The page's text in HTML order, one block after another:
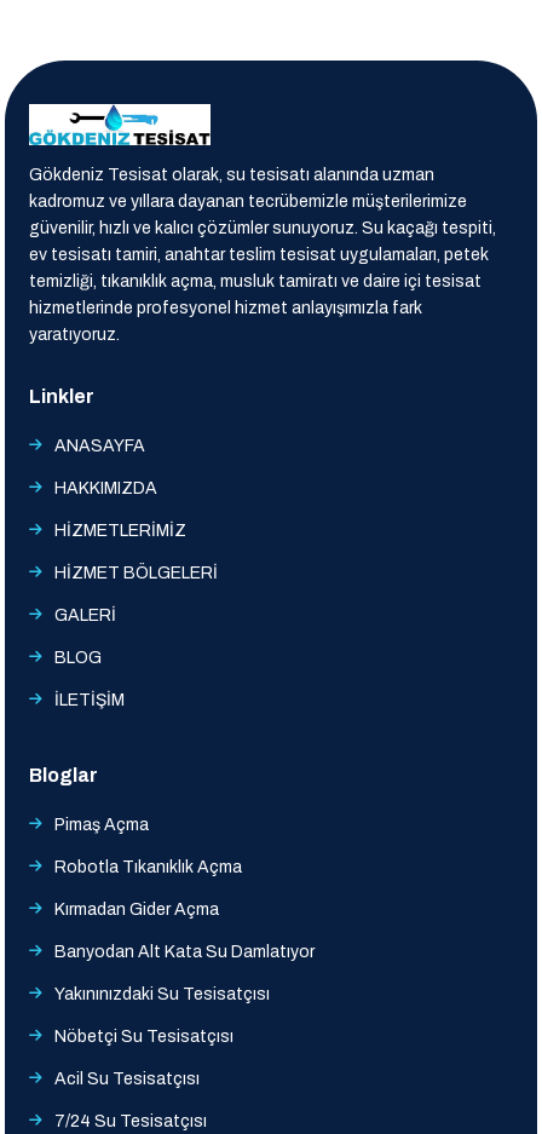
Gökdeniz Tesisat olarak, su tesisatı alanında uzman
kadromuz ve yıllara dayanan tecrübemizle müşterilerimize
güvenilir, hızlı ve kalıcı çözümler sunuyoruz. Su kaçağı tespiti,
ev tesisatı tamiri, anahtar teslim tesisat uygulamaları, petek
temizliği, tıkanıklık açma, musluk tamiratı ve daire içi tesisat
hizmetlerinde profesyonel hizmet anlayışımızla fark
yaratıyoruz.
Linkler
ANASAYFA
HAKKIMIZDA
HİZMETLERİMİZ
HİZMET BÖLGELERİ
GALERİ
BLOG
İLETİŞİM
Bloglar
Pimaş Açma
Robotla Tıkanıklık Açma
Kırmadan Gider Açma
Banyodan Alt Kata Su Damlatıyor
Yakınınızdaki Su Tesisatçısı
Nöbetçi Su Tesisatçısı
Acil Su Tesisatçısı
7/24 Su Tesisatçısı